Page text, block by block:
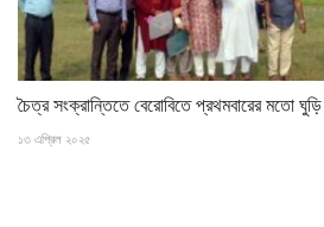
চৈত্র সংক্রান্তিতে বেরোবিতে প্রথমবারের মতো
১৩ এপ্রিল ২০২৫